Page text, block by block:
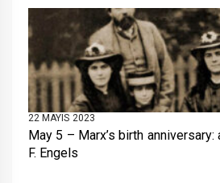
22 MAYIS 2023
May 5 – Marx’s birth
F. Engels